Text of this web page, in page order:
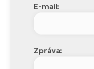
E-mail:
Zpráva: